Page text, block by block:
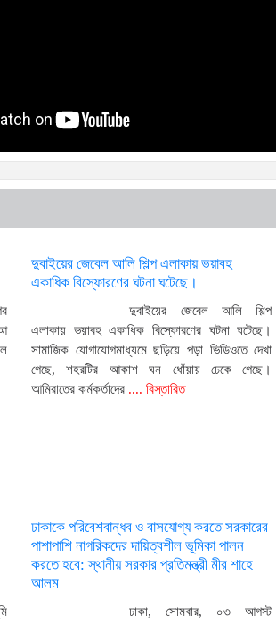
দুবাইয়ের জেবেল আলি শিল্প এলাকায় ভয়াবহ
একাধিক বিস্ফোরণের ঘটনা ঘটেছে।
দুবাইয়ের জেবেল আলি শিল্প
এলাকায় ভয়াবহ একাধিক বিস্ফোরণের ঘটনা ঘটেছে।
সামাজিক যোগাযোগমাধ্যমে ছড়িয়ে পড়া ভিডিওতে দেখা
গেছে, শহরটির আকাশ ঘন ধোঁয়ায় ঢেকে গেছে।
আমিরাতের কর্মকর্তাদের .... বিস্তারিত
ঢাকাকে পরিবেশবান্ধব ও বাসযোগ্য করতে সরকারের
পাশাপাশি নাগরিকদের দায়িত্বশীল ভূমিকা পালন
করতে হবে: স্থানীয় সরকার প্রতিমন্ত্রী মীর শাহে
আলম
ঢাকা, সোমবার, ০৩ আগস্ট